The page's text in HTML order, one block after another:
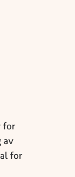
for
av
for